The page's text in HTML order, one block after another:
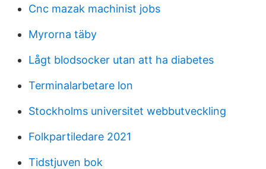
Cnc mazak machinist jobs
Myrorna täby
Lågt blodsocker utan att ha diabetes
Terminalarbetare lon
Stockholms universitet webbutveckling
Folkpartiledare 2021
Tidstjuven bok